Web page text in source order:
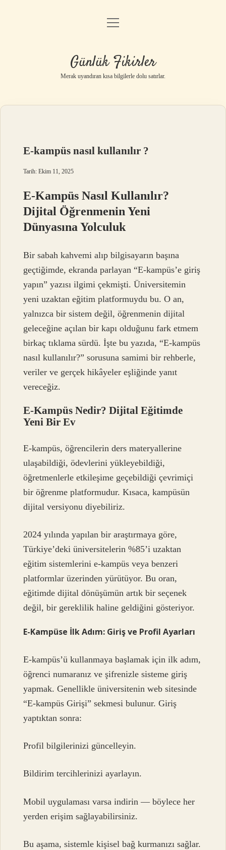
Anasayfa
Yasal Uyarı
menüyü
Günlük Fikirler
Merak uyandıran kısa bilgilerle dolu satırlar.
E-kampüs nasıl kullanılır ?
Tarih: Ekim 11, 2025
E-Kampüs Nasıl Kullanılır?
Dijital Öğrenmenin Yeni
Dünyasına Yolculuk
Bir sabah kahvemi alıp bilgisayarın başına
geçtiğimde, ekranda parlayan “E-kampüs’e giriş
yapın” yazısı ilgimi çekmişti. Üniversitemin
yeni uzaktan eğitim platformuydu bu. O an,
yalnızca bir sistem değil, öğrenmenin dijital
geleceğine açılan bir kapı olduğunu fark etmem
birkaç tıklama sürdü. İşte bu yazıda, “E-kampüs
nasıl kullanılır?” sorusuna samimi bir rehberle,
veriler ve gerçek hikâyeler eşliğinde yanıt
vereceğiz.
E-Kampüs Nedir? Dijital Eğitimde
Yeni Bir Ev
E-kampüs, öğrencilerin ders materyallerine
ulaşabildiği, ödevlerini yükleyebildiği,
öğretmenlerle etkileşime geçebildiği çevrimiçi
bir öğrenme platformudur. Kısaca, kampüsün
dijital versiyonu diyebiliriz.
2024 yılında yapılan bir araştırmaya göre,
Türkiye’deki üniversitelerin %85’i uzaktan
eğitim sistemlerini e-kampüs veya benzeri
platformlar üzerinden yürütüyor. Bu oran,
eğitimde dijital dönüşümün artık bir seçenek
değil, bir gereklilik haline geldiğini gösteriyor.
E-Kampüse İlk Adım: Giriş ve Profil Ayarları
E-kampüs’ü kullanmaya başlamak için ilk adım,
öğrenci numaranız ve şifrenizle sisteme giriş
yapmak. Genellikle üniversitenin web sitesinde
“E-kampüs Girişi” sekmesi bulunur. Giriş
yaptıktan sonra:
Profil bilgilerinizi güncelleyin.
Bildirim tercihlerinizi ayarlayın.
Mobil uygulaması varsa indirin — böylece her
yerden erişim sağlayabilirsiniz.
Bu aşama, sistemle kişisel bağ kurmanızı sağlar.